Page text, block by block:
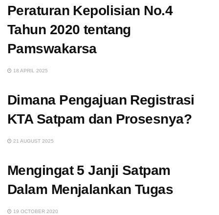
Peraturan Kepolisian No.4
Tahun 2020 tentang
Pamswakarsa
18 APRIL 2025
Dimana Pengajuan Registrasi
KTA Satpam dan Prosesnya?
21 AUGUST 2025
Mengingat 5 Janji Satpam
Dalam Menjalankan Tugas
19 OCTOBER 2020